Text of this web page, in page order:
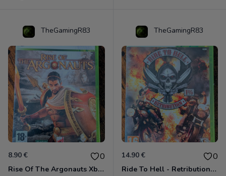
TheGamingR83
8.90 € 0
Rise Of The Argonauts Xbox 360
TheGamingR83
14.90 € 0
Ride To Hell - Retribution Xbox 360